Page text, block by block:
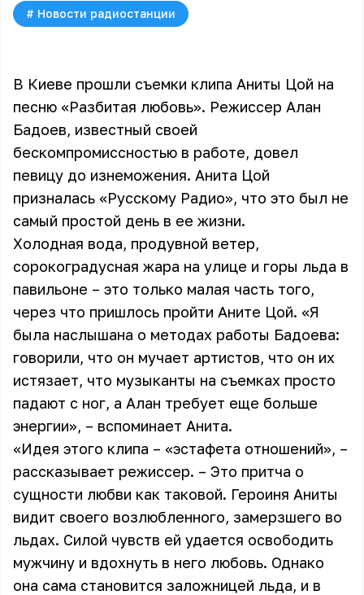
# Новости радиостанции
В Киеве прошли съемки клипа Аниты Цой на
песню «Разбитая любовь». Режиссер Алан
Бадоев, известный своей
бескомпромиссностью в работе, довел
певицу до изнеможения. Анита Цой
призналась «Русскому Радио», что это был не
самый простой день в ее жизни.
Холодная вода, продувной ветер,
сорокоградусная жара на улице и горы льда в
павильоне – это только малая часть того,
через что пришлось пройти Аните Цой. «Я
была наслышана о методах работы Бадоева:
говорили, что он мучает артистов, что он их
истязает, что музыканты на съемках просто
падают с ног, а Алан требует еще больше
энергии», – вспоминает Анита.
«Идея этого клипа – «эстафета отношений», –
рассказывает режиссер. – Это притча о
сущности любви как таковой. Героиня Аниты
видит своего возлюбленного, замерзшего во
льдах. Силой чувств ей удается освободить
мужчину и вдохнуть в него любовь. Однако
она сама становится заложницей льда, и в